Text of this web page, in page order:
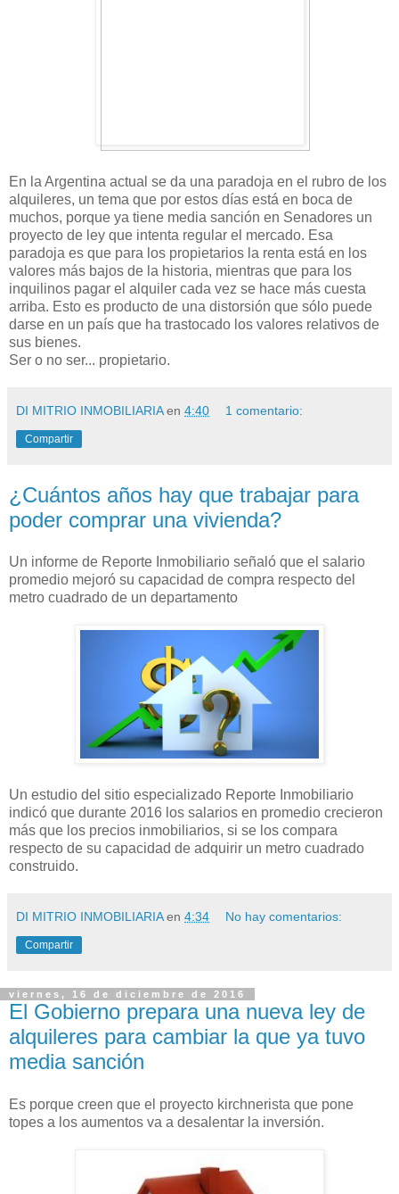
En la Argentina actual se da una paradoja en el rubro de los
alquileres, un tema que por estos días está en boca de
muchos, porque ya tiene media sanción en Senadores un
proyecto de ley que intenta regular el mercado. Esa
paradoja es que para los propietarios la renta está en los
valores más bajos de la historia, mientras que para los
inquilinos pagar el alquiler cada vez se hace más cuesta
arriba. Esto es producto de una distorsión que sólo puede
darse en un país que ha trastocado los valores relativos de
sus bienes.
Ser o no ser... propietario.
DI MITRIO INMOBILIARIA en 4:40 1 comentario:
Compartir
¿Cuántos años hay que trabajar para
poder comprar una vivienda?
Un informe de Reporte Inmobiliario señaló que el salario
promedio mejoró su capacidad de compra respecto del
metro cuadrado de un departamento
Un estudio del sitio especializado Reporte Inmobiliario
indicó que durante 2016 los salarios en promedio crecieron
más que los precios inmobiliarios, si se los compara
respecto de su capacidad de adquirir un metro cuadrado
construido.
DI MITRIO INMOBILIARIA en 4:34 No hay comentarios:
Compartir
viernes, 16 de diciembre de 2016
El Gobierno prepara una nueva ley de
alquileres para cambiar la que ya tuvo
media sanción
Es porque creen que el proyecto kirchnerista que pone
topes a los aumentos va a desalentar la inversión.